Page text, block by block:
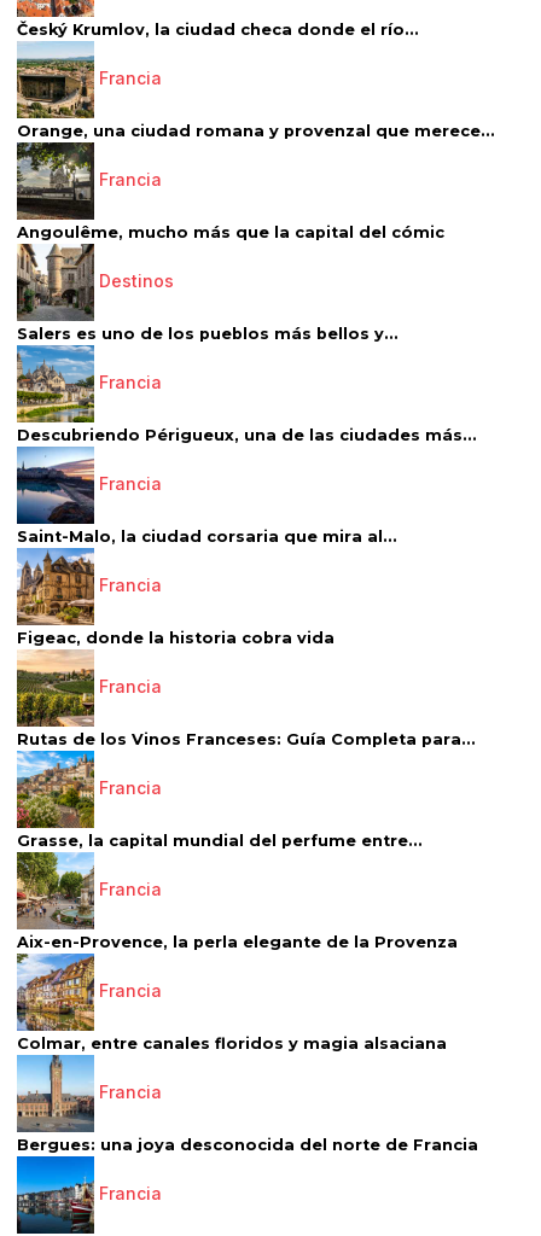
Český Krumlov, la ciudad checa donde el río...
Francia
Orange, una ciudad romana y provenzal que merece...
Francia
Angoulême, mucho más que la capital del cómic
Destinos
Salers es uno de los pueblos más bellos y...
Francia
Descubriendo Périgueux, una de las ciudades más...
Francia
Saint-Malo, la ciudad corsaria que mira al...
Francia
Figeac, donde la historia cobra vida
Francia
Rutas de los Vinos Franceses: Guía Completa para...
Francia
Grasse, la capital mundial del perfume entre...
Francia
Aix-en-Provence, la perla elegante de la Provenza
Francia
Colmar, entre canales floridos y magia alsaciana
Francia
Bergues: una joya desconocida del norte de Francia
Francia